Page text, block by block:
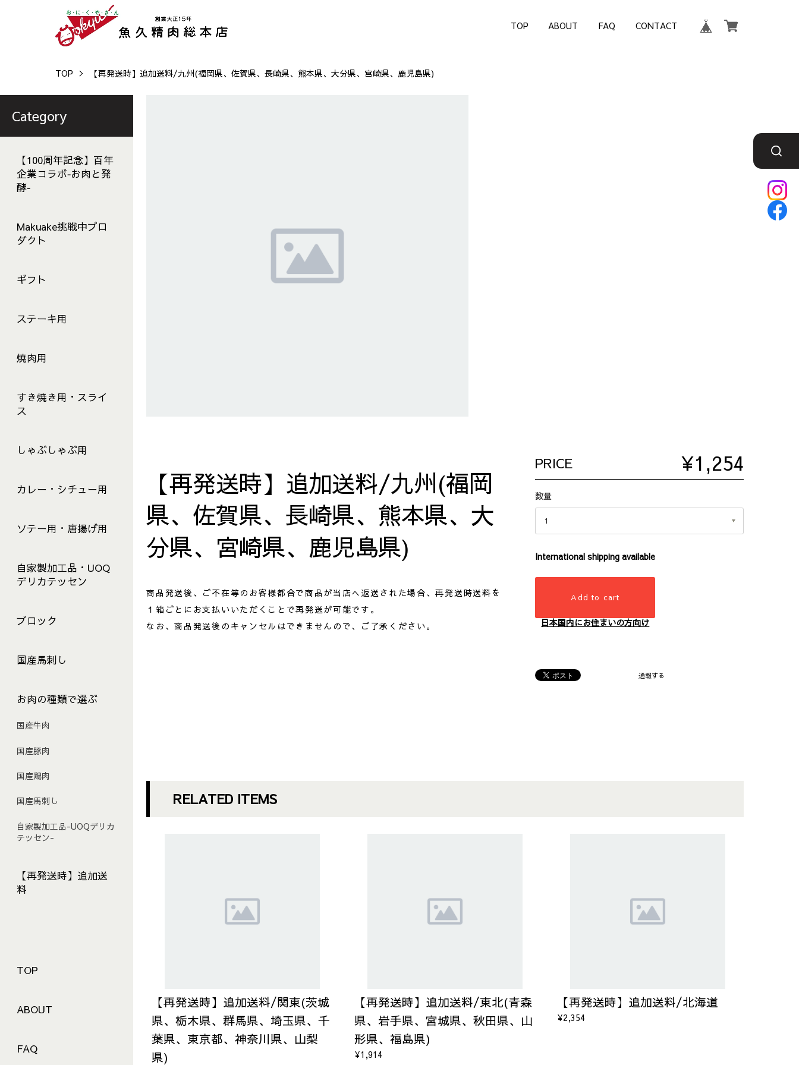
TOP ABOUT FAQ CONTACT
TOP
ABOUT
FAQ
Category
【100周年記念】百年
企業コラボ‐お肉と発
酵‐
Makuake挑戦中プロ
ダクト
ギフト
ステーキ用
焼肉用
すき焼き用・スライ
ス
しゃぶしゃぶ用
カレー・シチュー用
ソテー用・唐揚げ用
自家製加工品・UOQ
デリカテッセン
ブロック
国産馬刺し
お肉の種類で選ぶ
国産牛肉
国産豚肉
国産鶏肉
国産馬刺し
自家製加工品-UOQデリカ
テッセン-
【再発送時】追加送
料
TOP 【再発送時】追加送料/九州(福岡県、佐賀県、長崎県、熊本県、大分県、宮崎県、鹿児島県)
【再発送時】追加送料/九州(福岡
県、佐賀県、長崎県、熊本県、大
分県、宮崎県、鹿児島県)
商品発送後、ご不在等のお客様都合で商品が当店へ返送された場合、再発送時送料を
１箱ごとにお支払いいただくことで再発送が可能です。
なお、商品発送後のキャンセルはできませんので、ご了承ください。
PRICE ¥1,254
数量
International shipping available
Add to cart
日本国内にお住まいの方向け
通報する
RELATED ITEMS
【再発送時】追加送料/関東(茨城
県、栃木県、群馬県、埼玉県、千
葉県、東京都、神奈川県、山梨
県)
【再発送時】追加送料/東北(青森
県、岩手県、宮城県、秋田県、山
形県、福島県)
¥1,914
【再発送時】追加送料/北海道
¥2,354